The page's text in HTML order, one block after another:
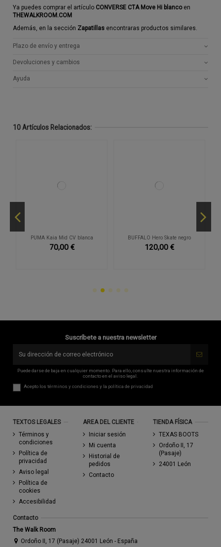
Ya puedes comprar el artículo CONVERSE CTA Move Hi blancoen
THEWALKROOM.COM
Además, en la sección Zapatillas encontraras productos similares.
Plazo de envío y entrega
Devoluciones y cambios
Ayuda
10 Artículos Relacionados:
PUMA Kaia Mid CV blanca
70,00 €
BUFFALO Hero Skate negro
120,00 €
Suscríbete a nuestra newsletter
Puede darse de baja en cualquier momento. Para ello, consulte nuestra información de
contacto en el aviso legal.
Acepto lostérminos y condiciones y la política de privacidad
TEXTOS LEGALES
Términos y
condiciones
Política de
privacidad
Aviso legal
Política de
cookies
Accesibilidad
AREA DEL CLIENTE
Iniciar sesión
Mi cuenta
Historial de
pedidos
Contacto
TIENDA FÍSICA
TEXAS BOOTS
Ordoño II, 17
(Pasaje)
24001 León
Contacto
The Walk Room
Ordoño II, 17 (Pasaje) 24001 León - España